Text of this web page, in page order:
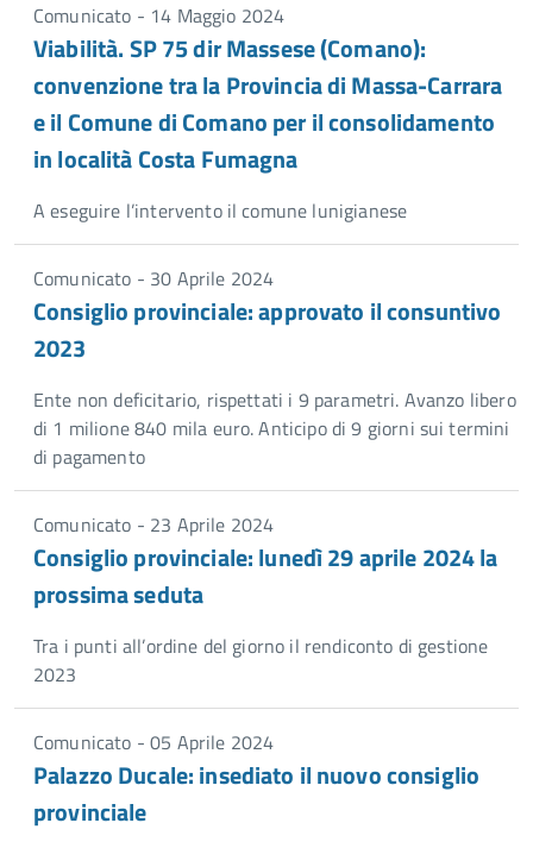
Comunicato - 14 Maggio 2024
Viabilità. SP 75 dir Massese (Comano):
convenzione tra la Provincia di Massa-Carrara
e il Comune di Comano per il consolidamento
in località Costa Fumagna
A eseguire l’intervento il comune lunigianese
Comunicato - 30 Aprile 2024
Consiglio provinciale: approvato il consuntivo
2023
Ente non deficitario, rispettati i 9 parametri. Avanzo libero
di 1 milione 840 mila euro. Anticipo di 9 giorni sui termini
di pagamento
Comunicato - 23 Aprile 2024
Consiglio provinciale: lunedì 29 aprile 2024 la
prossima seduta
Tra i punti all’ordine del giorno il rendiconto di gestione
2023
Comunicato - 05 Aprile 2024
Palazzo Ducale: insediato il nuovo consiglio
provinciale